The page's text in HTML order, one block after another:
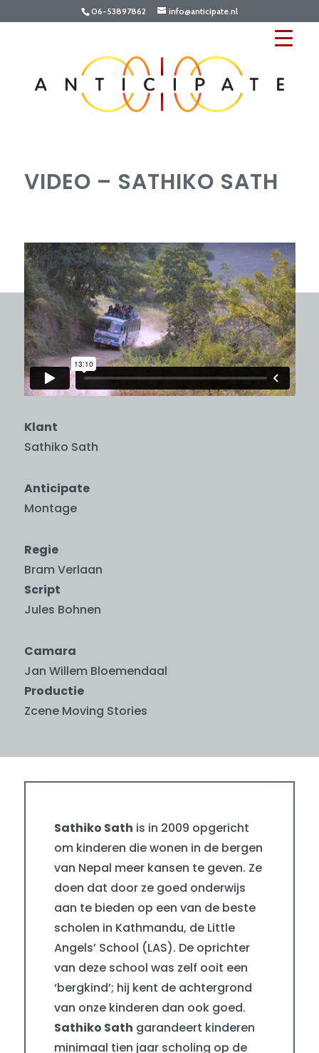
06-53897862 info@anticipate.nl
VIDEO – SATHIKO SATH
Klant
Sathiko Sath
Anticipate
Montage
Regie
Bram Verlaan
Script
Jules Bohnen
Camara
Jan Willem Bloemendaal
Productie
Zcene Moving Stories
Sathiko Sath is in 2009 opgericht
om kinderen die wonen in de bergen
van Nepal meer kansen te geven. Ze
doen dat door ze goed onderwijs
aan te bieden op een van de beste
scholen in Kathmandu, de Little
Angels’ School (LAS). De oprichter
van deze school was zelf ooit een
‘bergkind’; hij kent de achtergrond
van onze kinderen dan ook goed.
Sathiko Sath garandeert kinderen
minimaal tien jaar scholing op de